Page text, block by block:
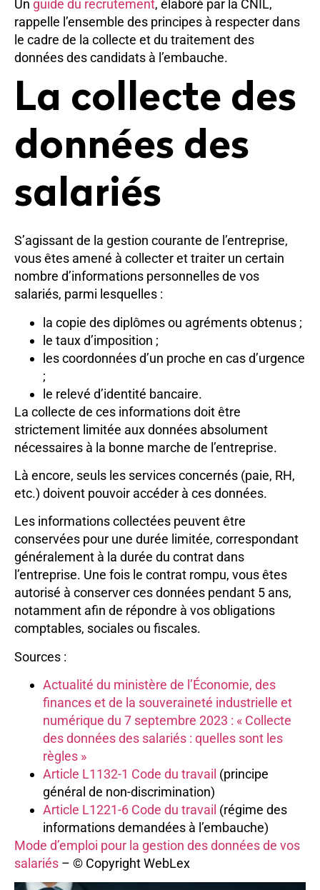
Un guide du recrutement, élaboré par la CNIL,
rappelle l’ensemble des principes à respecter dans
le cadre de la collecte et du traitement des
données des candidats à l’embauche.
La collecte des
données des
salariés
S’agissant de la gestion courante de l’entreprise,
vous êtes amené à collecter et traiter un certain
nombre d’informations personnelles de vos
salariés, parmi lesquelles :
la copie des diplômes ou agréments obtenus ;
le taux d’imposition ;
les coordonnées d’un proche en cas d’urgence
;
le relevé d’identité bancaire.
La collecte de ces informations doit être
strictement limitée aux données absolument
nécessaires à la bonne marche de l’entreprise.
Là encore, seuls les services concernés (paie, RH,
etc.) doivent pouvoir accéder à ces données.
Les informations collectées peuvent être
conservées pour une durée limitée, correspondant
généralement à la durée du contrat dans
l’entreprise. Une fois le contrat rompu, vous êtes
autorisé à conserver ces données pendant 5 ans,
notamment afin de répondre à vos obligations
comptables, sociales ou fiscales.
Sources :
Actualité du ministère de l’Économie, des
finances et de la souveraineté industrielle et
numérique du 7 septembre 2023 : « Collecte
des données des salariés : quelles sont les
règles »
Article L1132-1 Code du travail (principe
général de non-discrimination)
Article L1221-6 Code du travail (régime des
informations demandées à l’embauche)
Mode d’emploi pour la gestion des données de vos
salariés – © Copyright WebLex